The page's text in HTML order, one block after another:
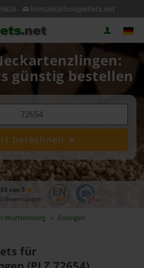
kontakt@holzpellets.net
günstig bestellen
berechnen
von 5
Bewertungen
Württemberg
Esslingen
für